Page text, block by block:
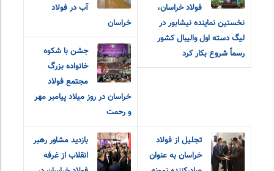
فولاد خراسان،
نخستین نماینده نیشابور در
لیگ دسته اول والیبال کشور
رسماً شروع بکار کرد
آب در فولاد
خراسان
جشن با شکوه
خانواده بزرگ
مجتمع فولاد
خراسان در روز میلاد پیامبر مهر
و رحمت
تجلیل از فولاد
خراسان به عنوان
بازدید مشاور رهبر
انقلاب از غرفه